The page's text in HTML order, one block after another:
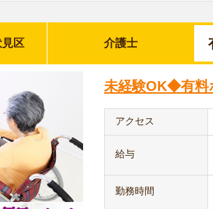
区 介護士
未経験OK◆有
アクセス
給与
勤務時間